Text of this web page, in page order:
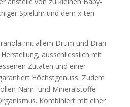
Spieluhr und dem x-ten
mit allem Drum und Dran
ausschliesslich mit
Zutaten und einer
Höchstgenuss. Zudem
Nähr- und Mineralstoffe
Kombiniert mit einer